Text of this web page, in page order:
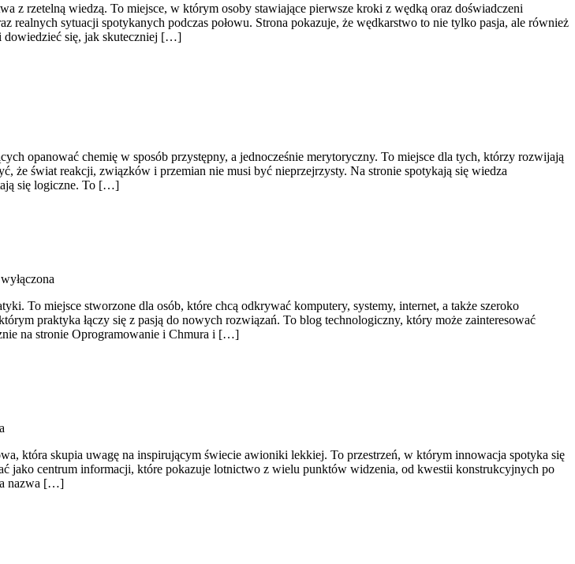
z rzetelną wiedzą. To miejsce, w którym osoby stawiające pierwsze kroki z wędką oraz doświadczeni
realnych sytuacji spotykanych podczas połowu. Strona pokazuje, że wędkarstwo to nie tylko pasja, ale również
dowiedzieć się, jak skuteczniej […]
opanować chemię w sposób przystępny, a jednocześnie merytoryczny. To miejsce dla tych, którzy rozwijają
że świat reakcji, związków i przemian nie musi być nieprzejrzysty. Na stronie spotykają się wiedza
się logiczne. To […]
To miejsce stworzone dla osób, które chcą odkrywać komputery, systemy, internet, a także szeroko
praktyka łączy się z pasją do nowych rozwiązań. To blog technologiczny, który może zainteresować
na stronie Oprogramowanie i Chmura i […]
która skupia uwagę na inspirującym świecie awioniki lekkiej. To przestrzeń, w którym innowacja spotyka się
jako centrum informacji, które pokazuje lotnictwo z wielu punktów widzenia, od kwestii konstrukcyjnych po
nazwa […]